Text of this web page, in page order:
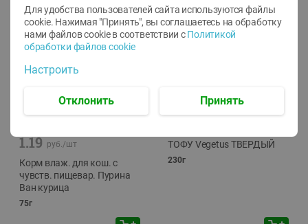
1.19 руб./шт
Корм влаж. для кош. с
чувств. пищевар. Пурина
Ван курица
75г
ТОФУ Vegetus ТВЕРДЫЙ
230г
Для удобства пользователей сайта используются файлы
cookie. Нажимая "Принять", вы соглашаетесь на обработку
нами файлов cookie в соответствии с Политикой
обработки файлов cookie
Настроить
Отклонить Принять